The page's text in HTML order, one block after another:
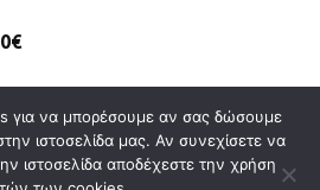
38.00€.
€Η
τιμή
είναι:
60.00€.
PayPal Stripe MasterCardCash
On
για να μπορέσουμε αν σας δώσουμε
ιστοσελίδα μας. Αν συνεχίσετε να
ιστοσελίδα αποδέχεστε την χρήση